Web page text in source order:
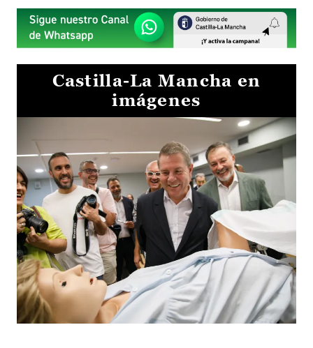
Castilla-La Mancha en
imágenes